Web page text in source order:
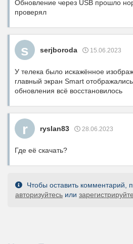
Обновление через USB прошло
проверял
s serjboroda 15.06.2023
У телека было искажённое
главный экран Smart
обновления всё восстановилось
r ryslan83 28.06.2023
Где её скачать?
Чтобы оставить комментарий,
авторизуйтесь или